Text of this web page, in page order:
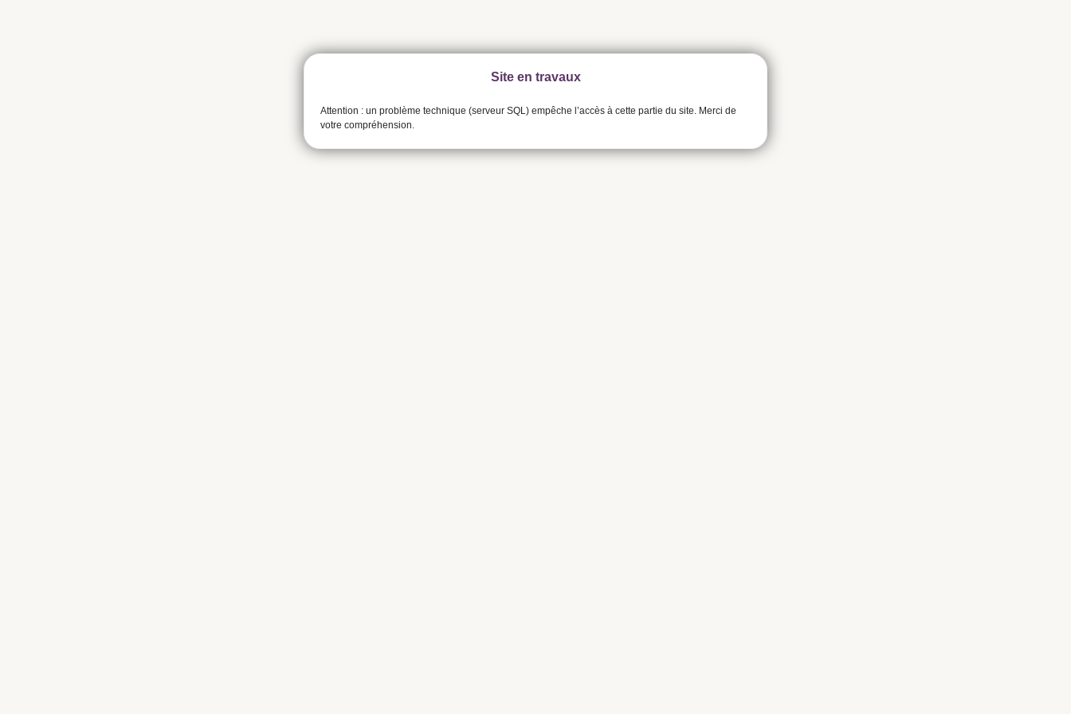
Site en travaux
Attention : un problème technique (serveur SQL) empêche l’accès à cette partie du site. Merci de
votre compréhension.